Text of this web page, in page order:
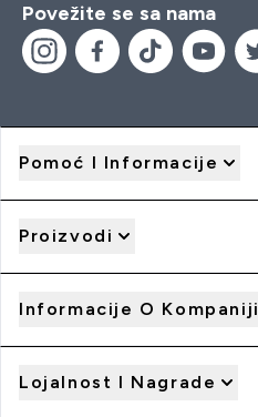
Povežite se sa nama
Pomoć I Informacije
Proizvodi
Informacije O Kompaniji
Lojalnost I Nagrade